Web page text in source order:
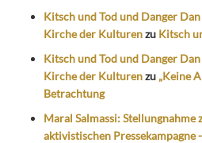
Kitsch und Tod und Danger
Kirche der Kulturenzu Kitsch
Kitsch und Tod und Danger
Kirche der Kulturenzu „Keine
Betrachtung
Maral Salmassi:
aktivistischen Pressekampagne